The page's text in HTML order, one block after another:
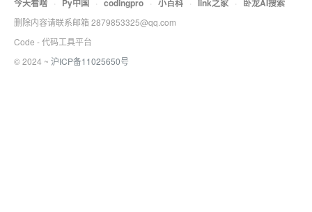
今天看啥 · Py中国 · codingpro · 小百科 · link之家 · 卧龙AI搜索
删除内容请联系邮箱 2879853325@qq.com
Code - 代码工具平台
© 2024 ~ 沪ICP备11025650号